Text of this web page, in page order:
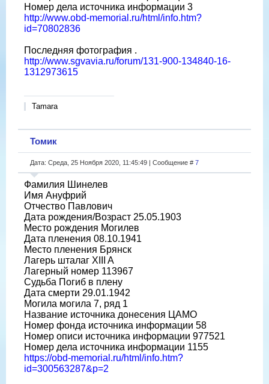
Номер дела источника информации 3
http://www.obd-memorial.ru/html/info.htm?
id=70802836
Последняя фотография .
http://www.sgvavia.ru/forum/131-900-134840-16-
1312973615
Tamara
Томик
Дата: Среда, 25 Ноября 2020, 11:45:49 | Сообщение # 7
Фамилия Шинелев
Имя Ануфрий
Отчество Павлович
Дата рождения/Возраст 25.05.1903
Место рождения Могилев
Дата пленения 08.10.1941
Место пленения Брянск
Лагерь шталаг XIII A
Лагерный номер 113967
Судьба Погиб в плену
Дата смерти 29.01.1942
Могила могила 7, ряд 1
Название источника донесения ЦАМО
Номер фонда источника информации 58
Номер описи источника информации 977521
Номер дела источника информации 1155
https://obd-memorial.ru/html/info.htm?
id=300563287&p=2